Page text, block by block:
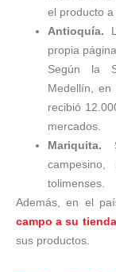
el producto
Antioquía.
propia
Según la
Medellín,
recibió
mercados.
Mariquita.
tolimenses.
Además, en el
campo a su
sus productos.